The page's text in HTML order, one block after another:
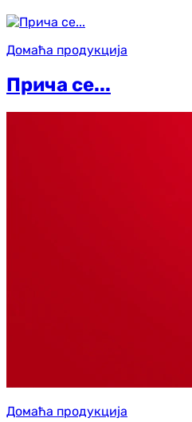
Домаћа продукција
Прича се...
Домаћа продукција